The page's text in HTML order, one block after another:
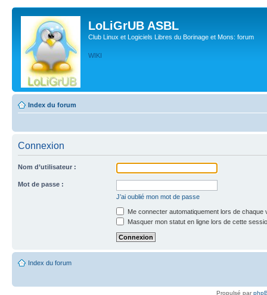
LoLiGrUB ASBL
Club Linux et Logiciels Libres du Borinage et Mons: forum
WIKI
Index du forum
Connexion
Nom d’utilisateur :
Mot de passe :
J’ai oublié mon mot de passe
Me connecter automatiquement lors de chaque
Masquer mon statut en ligne lors de cette
Index du forum
Propulsé par